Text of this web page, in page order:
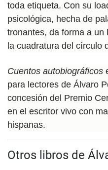
toda etiqueta. Con su
psicológica, hecha de
tronantes, da forma a un
la cuadratura del círculo
Cuentos autobiográficos
para lectores de Álvaro
concesión del Premio
en el escritor vivo con
hispanas.
Otros libros de